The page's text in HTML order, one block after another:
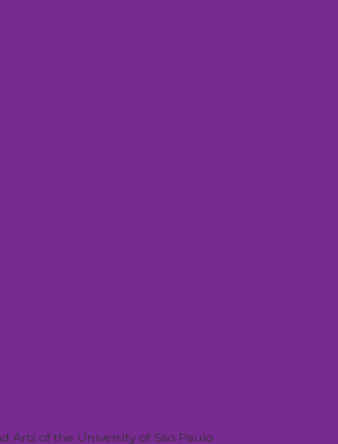
Arts of the University of São Paulo